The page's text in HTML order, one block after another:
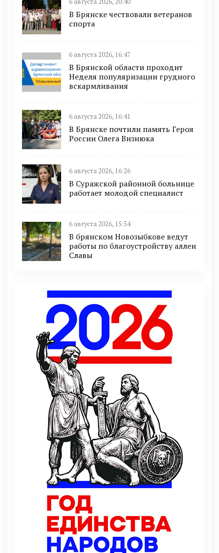
6 августа 2026, 20:40
В Брянске чествовали ветеранов
спорта
6 августа 2026, 16:47
В Брянской области проходит
Неделя популяризации грудного
вскармливания
6 августа 2026, 16:41
В Брянске почтили память Героя
России Олега Визнюка
6 августа 2026, 16:26
В Суражской районной больнице
работает молодой специалист
6 августа 2026, 15:34
В брянском Новозыбкове ведут
работы по благоустройству аллеи
Славы